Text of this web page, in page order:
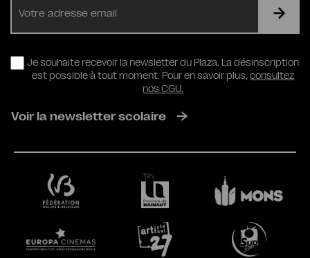
RGPD
Je souhaite recevoir la newsletter du Plaza. La désinscription
est possible à tout moment. Pour en savoir plus,consultez
nos CGU.
Voir la newsletter scolaire